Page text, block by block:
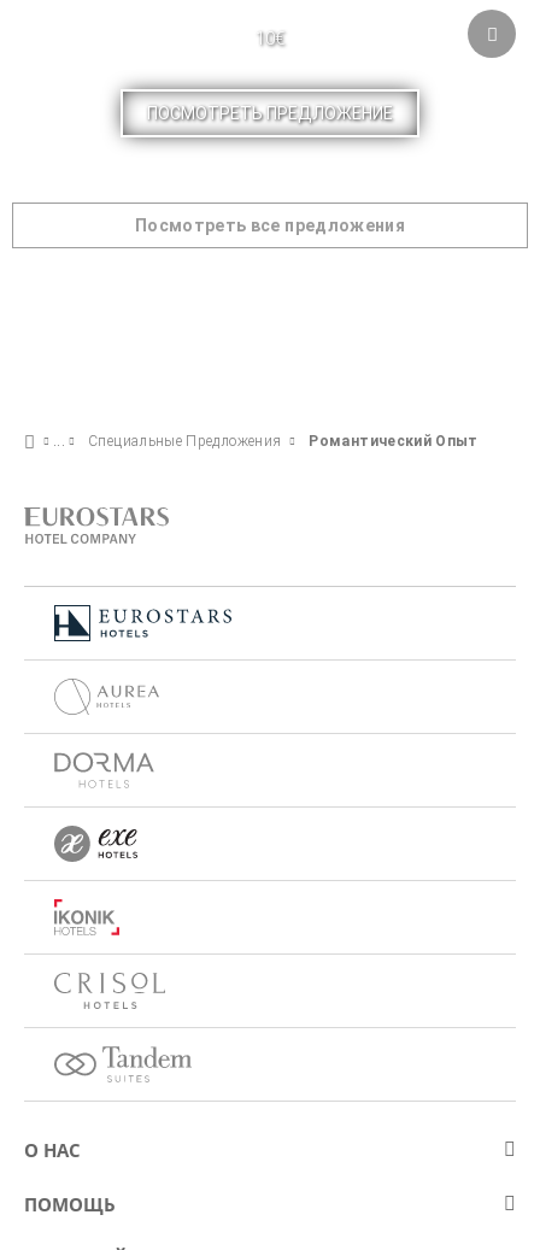
10€
ПОСМОТРЕТЬ ПРЕДЛОЖЕНИЕ
Посмотреть все предложения
Специальные Предложения Pомантический Опыт
О НАС
О компании Eurostars Hotel Company
ПОМОЩЬ